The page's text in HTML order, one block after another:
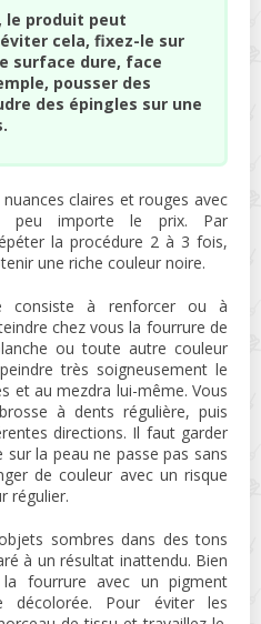
le produit peut
cela, fixez-le sur
surface dure, face
pousser des
des épingles sur une
claires et rouges avec
peu importe le prix. Par
la procédure 2 à 3 fois,
une riche couleur noire.
consiste à renforcer ou à
chez vous la fourrure de
ou toute autre couleur
très soigneusement le
et au mezdra lui-même. Vous
à dents régulière, puis
directions. Il faut garder
la peau ne passe pas sans
de couleur avec un risque
régulier.
sombres dans des tons
à un résultat inattendu. Bien
fourrure avec un pigment
décolorée. Pour éviter les